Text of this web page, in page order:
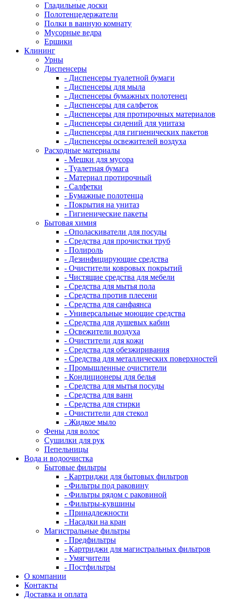
Гладильные доски
Полотенцедержатели
Полки в ванную комнату
Мусорные ведра
Ершики
Клининг
Урны
Диспенсеры
- Диспенсеры туалетной бумаги
- Диспенсеры для мыла
- Диспенсеры бумажных полотенец
- Диспенсеры для салфеток
- Диспенсеры для протирочных материалов
- Диспенсеры сидений для унитаза
- Диспенсеры для гигиенических пакетов
- Диспенсеры освежителей воздуха
Расходные материалы
- Мешки для мусора
- Туалетная бумага
- Материал протирочный
- Салфетки
- Бумажные полотенца
- Покрытия на унитаз
- Гигиенические пакеты
Бытовая химия
- Ополаскиватели для посуды
- Средства для прочистки труб
- Полироль
- Дезинфицирующие средства
- Очистители ковровых покрытий
- Чистящие средства для мебели
- Средства для мытья пола
- Средства против плесени
- Средства для санфаянса
- Универсальные моющие средства
- Средства для душевых кабин
- Освежители воздуха
- Очистители для кожи
- Средства для обезжиривания
- Средства для металлических поверхностей
- Промышленные очистители
- Кондиционеры для белья
- Средства для мытья посуды
- Средства для ванн
- Средства для стирки
- Очистители для стекол
- Жидкое мыло
Фены для волос
Сушилки для рук
Пепельницы
Вода и водоочистка
Бытовые фильтры
- Картриджи для бытовых фильтров
- Фильтры под раковину
- Фильтры рядом с раковиной
- Фильтры-кувшины
- Принадлежности
- Насадки на кран
Магистральные фильтры
- Предфильтры
- Картриджи для магистральных фильтров
- Умягчители
- Постфильтры
О компании
Контакты
Доставка и оплата